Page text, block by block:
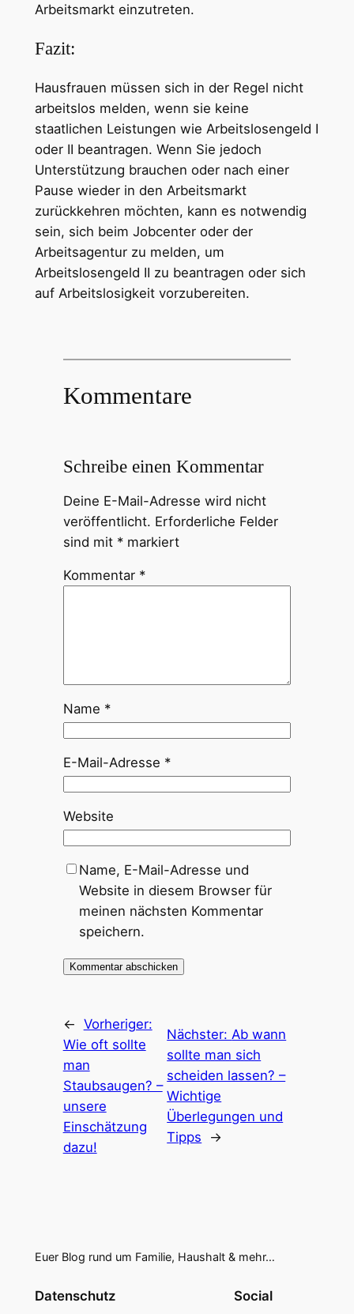
Arbeitsmarkt einzutreten.
Fazit:
Hausfrauen müssen sich in der Regel nicht
arbeitslos melden, wenn sie keine
staatlichen Leistungen wie Arbeitslosengeld I
oder II beantragen. Wenn Sie jedoch
Unterstützung brauchen oder nach einer
Pause wieder in den Arbeitsmarkt
zurückkehren möchten, kann es notwendig
sein, sich beim Jobcenter oder der
Arbeitsagentur zu melden, um
Arbeitslosengeld II zu beantragen oder sich
auf Arbeitslosigkeit vorzubereiten.
Kommentare
Schreibe einen Kommentar
Deine E-Mail-Adresse wird nicht
veröffentlicht. Erforderliche Felder
sind mit *markiert
Kommentar *
Name *
E-Mail-Adresse *
Website
Name, E-Mail-Adresse und
Website in diesem Browser für
meinen nächsten Kommentar
speichern.
← Vorheriger:
Wie oft sollte
man
Staubsaugen? –
unsere
Einschätzung
dazu!
Nächster:Ab wann
sollte man sich
scheiden lassen? –
Wichtige
Überlegungen und
Tipps
→
Euer Blog rund um Familie, Haushalt & mehr…
Datenschutz Social